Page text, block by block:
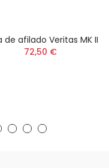
de afilado Veritas MK II
72,50 €